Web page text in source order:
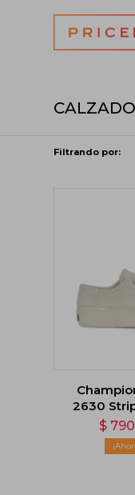
Filtrando por:
2630
$ 790